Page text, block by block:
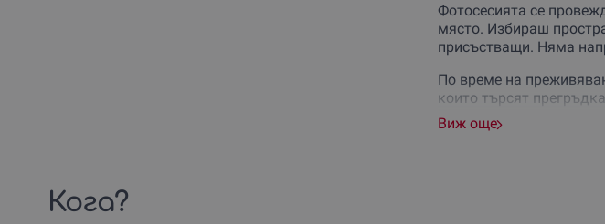
Фотосесията се
място. Избираш
присъстващи. Няма
По време на
които търсят
Продължителността
Виж още
Кога?